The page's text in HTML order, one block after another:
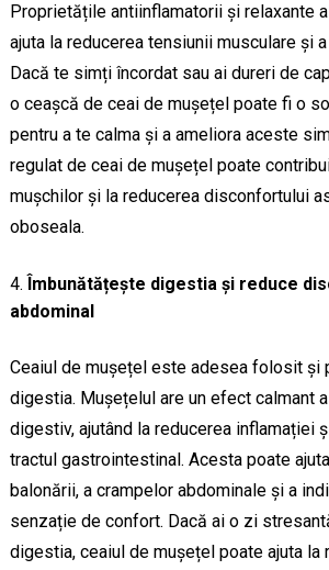
Proprietățile antiinflamatorii și relaxante
ajuta la reducerea tensiunii musculare și
Dacă te simți încordat sau ai dureri de
o ceașcă de ceai de mușețel poate fi o
pentru a te calma și a ameliora aceste
regulat de ceai de mușețel poate
mușchilor și la reducerea disconfortului
oboseala.
Îmbunătățește digestia și reduce
abdominal
Ceaiul de mușețel este adesea folosit și
digestia. Mușețelul are un efect calmant
digestiv, ajutând la reducerea inflamației
tractul gastrointestinal. Acesta poate
balonării, a crampelor abdominale și a
senzație de confort. Dacă ai o zi
digestia, ceaiul de mușețel poate ajuta la